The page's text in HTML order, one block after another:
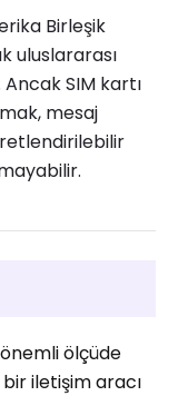
Birleşik
uluslararası
SIM kartı
mesaj
ölçüde
iletişim aracı